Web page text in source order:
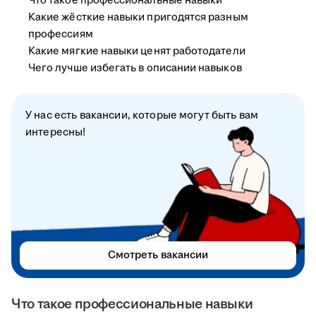
Что такое профессиональные навыки
Какие жёсткие навыки пригодятся разным
профессиям
Какие мягкие навыки ценят работодатели
Чего лучше избегать в описании навыков
У нас есть вакансии, которые могут быть вам
интересны!
Смотреть вакансии